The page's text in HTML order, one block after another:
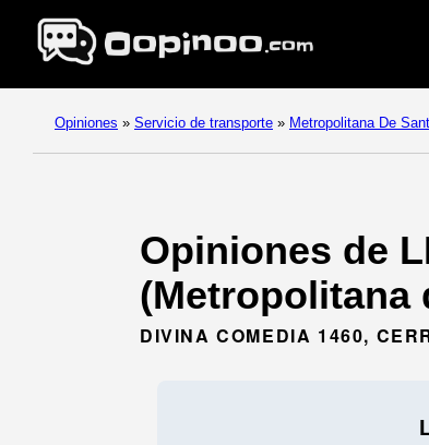
Opiniones » Servicio de transporte » Metropolitana De
Opiniones de
(Metropolitana
DIVINA COMEDIA 1460,